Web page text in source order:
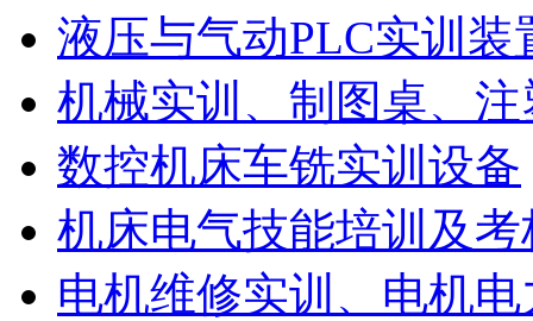
液压与气动PLC实训装
机械实训、制图桌、
数控机床车铣实训设备
机床电气技能培训及
电机维修实训、电机